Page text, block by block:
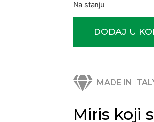
Na stanju
DODAJ U
MADE IN
Miris koji